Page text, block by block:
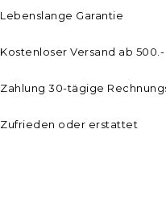
Lebenslange Garantie
Kostenloser Versand ab 500.-
Zahlung 30-tägige
Zufrieden oder erstattet